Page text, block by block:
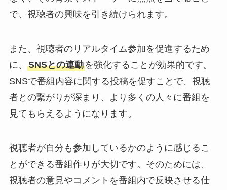
で、視聴者の興味を引き続けられます。
また、視聴者のリアルタイム参加を促進するため
に、 SNSとの連動を強化することが効果的です。
SNSで番組内容に関する投稿を促すことで、視聴
者との繋がりが深まり、より多くの人々に番組を
見てもらえるようになります。
視聴者が自分も参加しているかのように感じるこ
とができる番組作りが大切です。そのためには、
視聴者の意見やコメントを番組内で反映させる仕